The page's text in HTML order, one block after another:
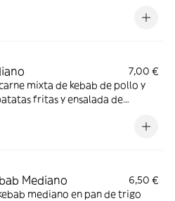
7,00 €
mixta de kebab de pollo y
fritas y ensalada de
Mediano
6,50 €
mediano en pan de trigo